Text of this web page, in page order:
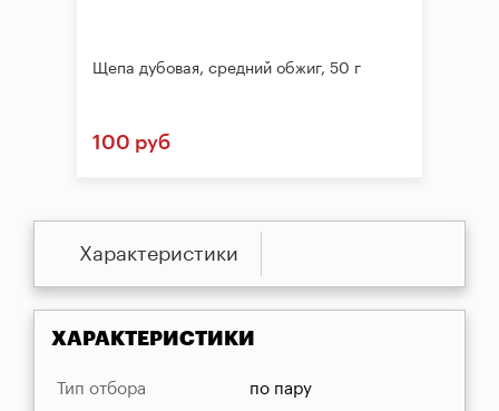
Щепа дубовая, средний обжиг, 50 г
100 руб
Характеристики
ХАРАКТЕРИСТИКИ
Тип отбора по пару